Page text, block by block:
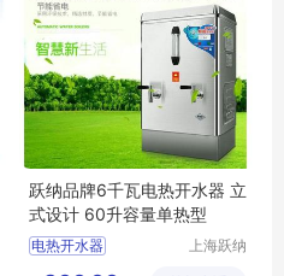
跃纳品牌6千瓦电热开水器 立
式设计 60升容量单热型
电热开水器
上海跃纳